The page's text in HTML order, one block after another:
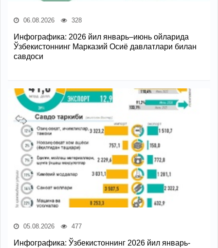
06.08.2026 328
Инфографика: 2026 йил январь–июнь ойларида
Ўзбекистоннинг Марказий Осиё давлатлари билан
савдоси
05.08.2026 477
Инфографика: Ўзбекистоннинг 2026 йил январь-